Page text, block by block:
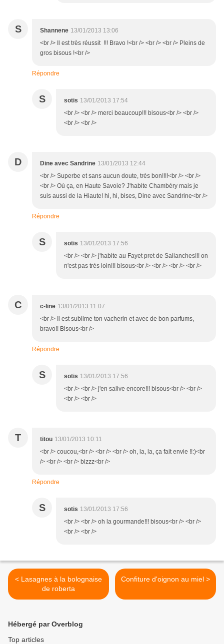
S Shannene 13/01/2013 13:06
<br /> Il est très réussit !!! Bravo !<br /> <br /> <br /> Pleins de
gros bisous !<br />
Répondre
S sotis 13/01/2013 17:54
<br /> <br /> merci beaucoup!!! bisous<br /> <br />
<br /> <br />
D Dine avec Sandrine 13/01/2013 12:44
<br /> Superbe et sans aucun doute, très bon!!!!<br /> <br />
<br /> Où ça, en Haute Savoie? J'habite Chambéry mais je
suis aussi de la Hiaute! hi, hi, bises, Dine avec Sandrine<br />
Répondre
S sotis 13/01/2013 17:56
<br /> <br /> j'habite au Fayet pret de Sallanches!!! on
n'est pas très loin!!! bisous<br /> <br /> <br /> <br />
C c-line 13/01/2013 11:07
<br /> Il est sublime ton vacherin et avec de bon parfums,
bravo!! Bisous<br />
Répondre
S sotis 13/01/2013 17:56
<br /> <br /> j'en salive encore!!! bisous<br /> <br />
<br /> <br />
T titou 13/01/2013 10:11
<br /> coucou,<br /> <br /> <br /> oh, la, la, ça fait envie !!:)<br
/> <br /> <br /> bizzz<br />
Répondre
S sotis 13/01/2013 17:56
<br /> <br /> oh la gourmande!!! bisous<br /> <br />
<br /> <br />
< Lasagnes à la bolognaise
de roberta
Confiture d'oignon au miel >
Hébergé par Overblog
Top articles